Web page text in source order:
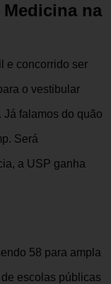
na
e concorrido ser
o vestibular
. Já falamos do quão
Será
a USP ganha
58 para ampla
escolas públicas